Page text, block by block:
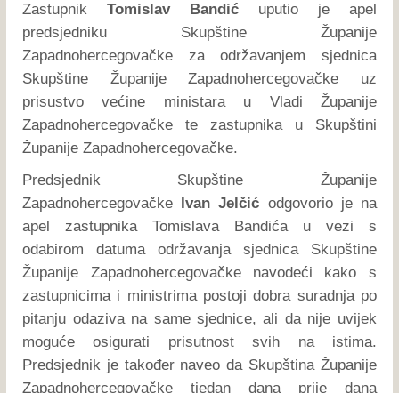
ZastupnikTomislav Bandić uputio je apel
predsjedniku Skupštine Županije
Zapadnohercegovačke za održavanjem sjednica
Skupštine Županije Zapadnohercegovačke uz
prisustvo većine ministara u Vladi Županije
Zapadnohercegovačke te zastupnika u Skupštini
Županije Zapadnohercegovačke.
Predsjednik Skupštine Županije
Zapadnohercegovačke
Ivan Jelčić odgovorio je na
apel zastupnika Tomislava Bandića u vezi s
odabirom datuma održavanja sjednica Skupštine
Županije Zapadnohercegovačke navodeći kako s
zastupnicima i ministrima postoji dobra suradnja po
pitanju odaziva na same sjednice, ali da nije uvijek
moguće osigurati prisutnost svih na istima.
Predsjednik je također naveo da Skupština Županije
Zapadnohercegovačke tjedan dana prije dana